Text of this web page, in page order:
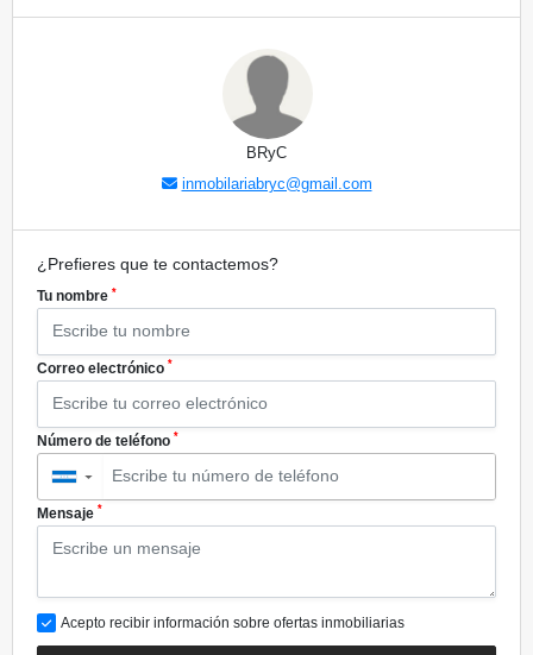
BRyC
inmobilariabryc@gmail.com
¿Prefieres que te contactemos?
Tu nombre *
Correo electrónico *
Número de teléfono *
▼
Mensaje *
Acepto recibir información sobre ofertas inmobiliarias